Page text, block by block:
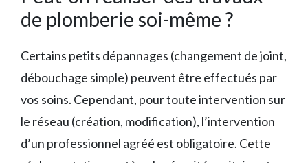
de plomberie soi-même ?
Certains petits dépannages (changement de joint,
débouchage simple) peuvent être effectués par
vos soins. Cependant, pour toute intervention sur
le réseau (création, modification), l’intervention
d’un professionnel agréé est obligatoire. Cette